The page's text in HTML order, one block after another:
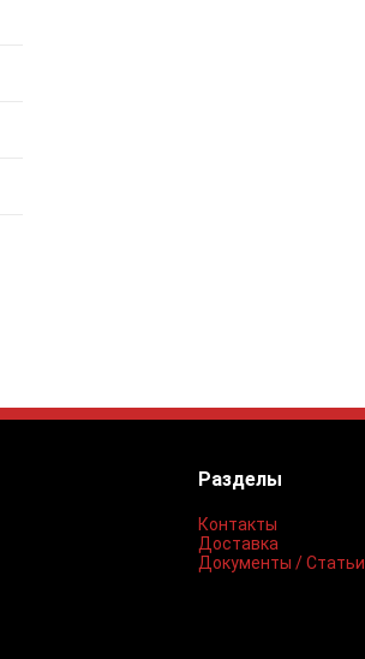
Разделы
Контакты
Доставка
Документы / Статьи